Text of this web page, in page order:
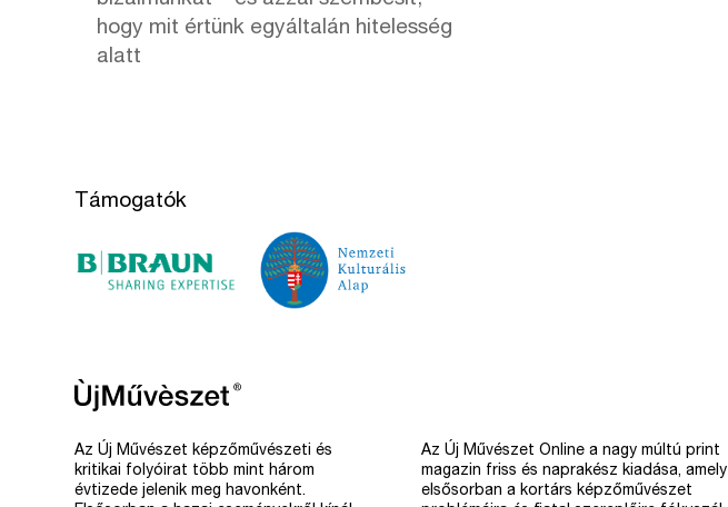
hogy mit értünk egyáltalán hitelesség
alatt
Támogatók
Az Új Művészet képzőművészeti és
kritikai folyóirat több mint három
évtizede jelenik meg havonként.
Az Új Művészet Online a nagy múltú print
magazin friss és naprakész kiadása, amely
elsősorban a kortárs képzőművészet